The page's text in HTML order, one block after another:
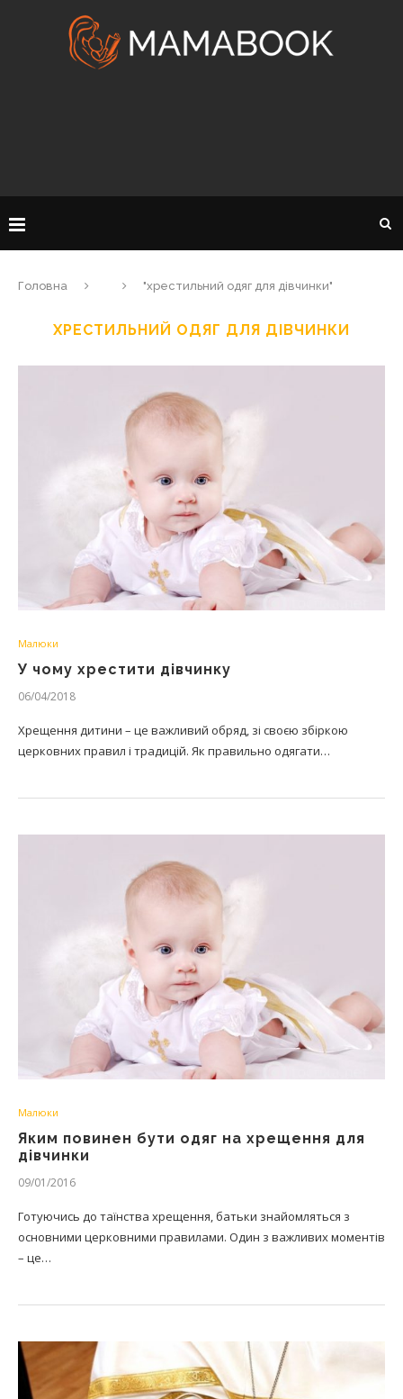
Головна "хрестильний одяг для дівчинки"
ХРЕСТИЛЬНИЙ ОДЯГ ДЛЯ ДІВЧИНКИ
Малюки
У чому хрестити дівчинку
06/04/2018
Хрещення дитини – це важливий обряд, зі своєю збіркою
церковних правил і традицій. Як правильно одягати…
Малюки
Яким повинен бути одяг на хрещення для
дівчинки
09/01/2016
Готуючись до таїнства хрещення, батьки знайомляться з
основними церковними правилами. Один з важливих моментів
– це…